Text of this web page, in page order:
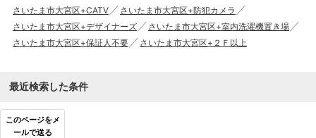
さいたま市大宮区+CATV
さいたま市大宮区+防犯カメラ
さいたま市大宮区+デザイナーズ
さいたま市大宮区+室内洗濯機置き場
さいたま市大宮区+保証人不要
さいたま市大宮区+２Ｆ以上
最近検索した条件
このページをメ
ールで送る